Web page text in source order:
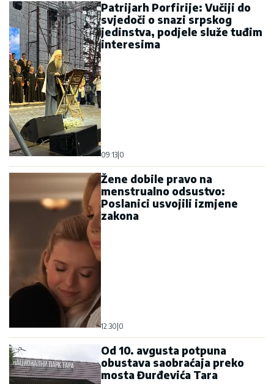
Patrijarh Porfirije: Vučiji do
svjedoči o snazi srpskog
jedinstva, podjele služe tuđim
interesima
09:13 0
Žene dobile pravo na
menstrualno odsustvo:
Poslanici usvojili izmjene
zakona
12:30 0
Od 10. avgusta potpuna
obustava saobraćaja preko
mosta Đurđevića Tara